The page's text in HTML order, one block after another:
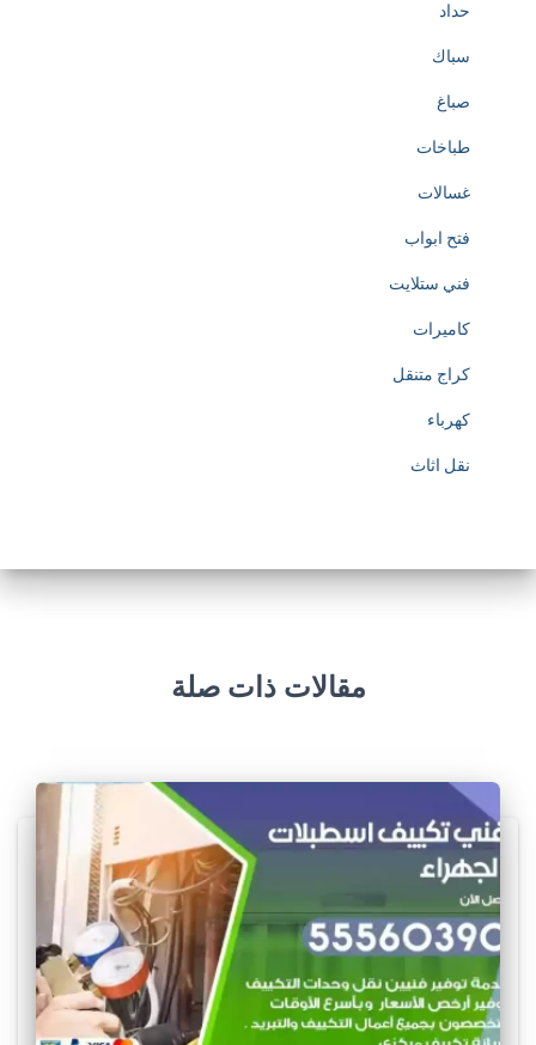
حداد
سباك
صباغ
طباخات
غسالات
فتح ابواب
فني ستلايت
كاميرات
كراج متنقل
كهرباء
نقل اثاث
مقالات ذات صلة